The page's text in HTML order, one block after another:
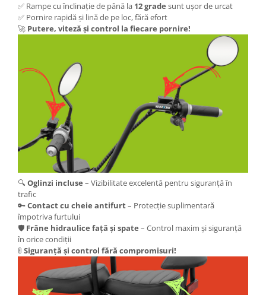
KuKirin G2 MASTER
Kukirin G2 MAX
Kukirin G4 (2025)
KuKirin S1 PRO
Kugoo S1
Kugoo G2 Pro
Piese Xiaomi
Scooter 3 (Mi3)
Scooter 3 Lite (Mi3 Lite)
Scooter 4 PRO (Mi4 PRO)
Essential, M365, 1S
PRO / PRO2
Scooter 4 Ultra
Piese Xiaomi Scooter 5
Piese Xiaomi Scooter Elite
Piese Xiaomi Scooter 5 PLUS
Piese Xiaomi Scooter 5 PRO
✅ Rampe cu înclinație de până la 12 grade sunt ușor de urcat
✅ Pornire rapidă și lină de pe loc, fără efort
🚀 Putere, viteză și control la fiecare pornire!
🔍 Oglinzi incluse – Vizibilitate excelentă pentru siguranță în
trafic
🔑Contact cu cheie antifurt– Protecție suplimentară
împotriva furtului
🛡️ Frâne hidraulice față și spate – Control maxim și siguranță
în orice condiții
🚦 Siguranță și control fără compromisuri!